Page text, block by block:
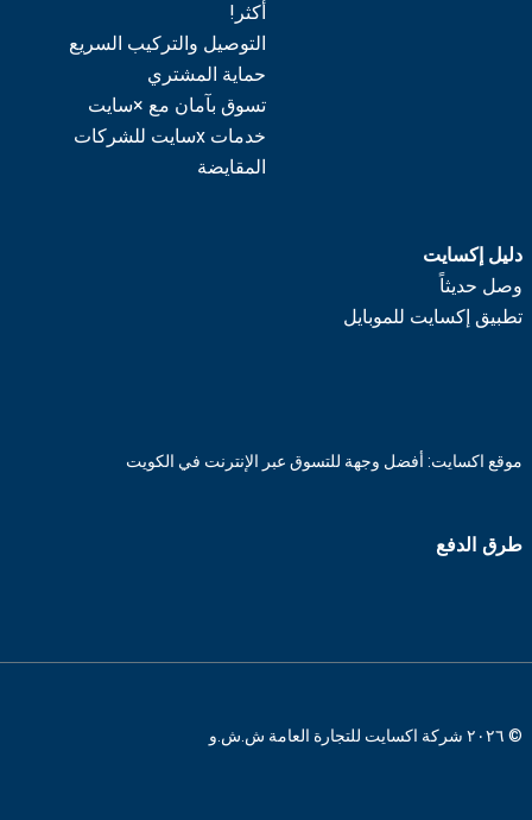
أكثر!
التوصيل والتركيب السريع
حماية المشتري
تسوق بآمان مع ×سايت
خدمات xسايت للشركات
المقايضة
دليل إكسايت
وصل حديثاً
تطبيق إكسايت للموبايل
موقع اكسايت: أفضل وجهة للتسوق عبر الإنترنت في الكويت
طرق الدفع
© ٢٠٢٦ شركة اكسايت للتجارة العامة ش.ش.و